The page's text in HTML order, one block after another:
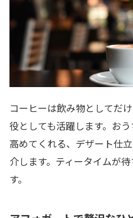
コーヒーは飲み物としてだ
役としても活躍します。お
高めてくれる、デザート仕
介します。ティータイムが
す。